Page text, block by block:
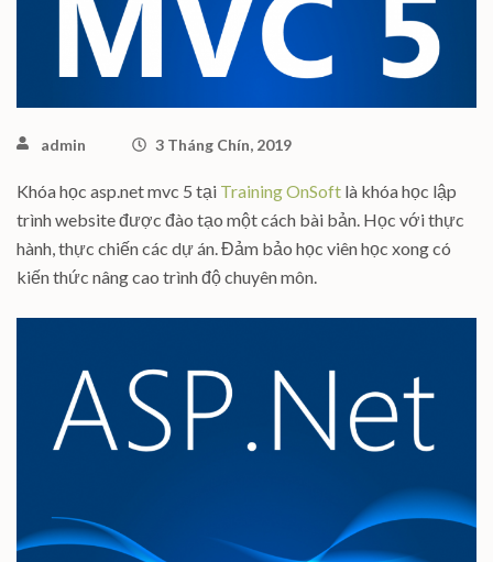
admin 3 Tháng Chín, 2019
Khóa học asp.net mvc 5 tại Training OnSoft là khóa học lập
trình website được đào tạo một cách bài bản. Học với thực
hành, thực chiến các dự án. Đảm bảo học viên học xong có
kiến thức nâng cao trình độ chuyên môn.